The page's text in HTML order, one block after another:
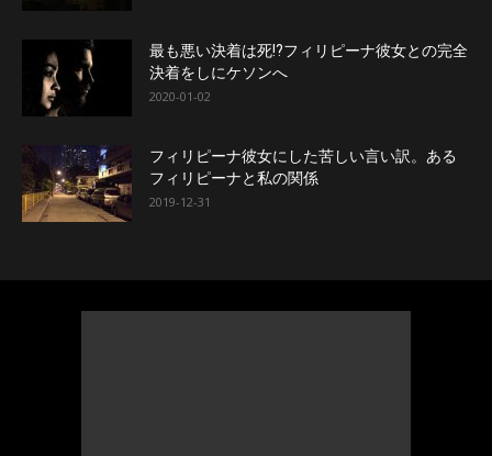
最も悪い決着は死!?フィリピーナ彼女との完全
決着をしにケソンへ
2020-01-02
フィリピーナ彼女にした苦しい言い訳。ある
フィリピーナと私の関係
2019-12-31